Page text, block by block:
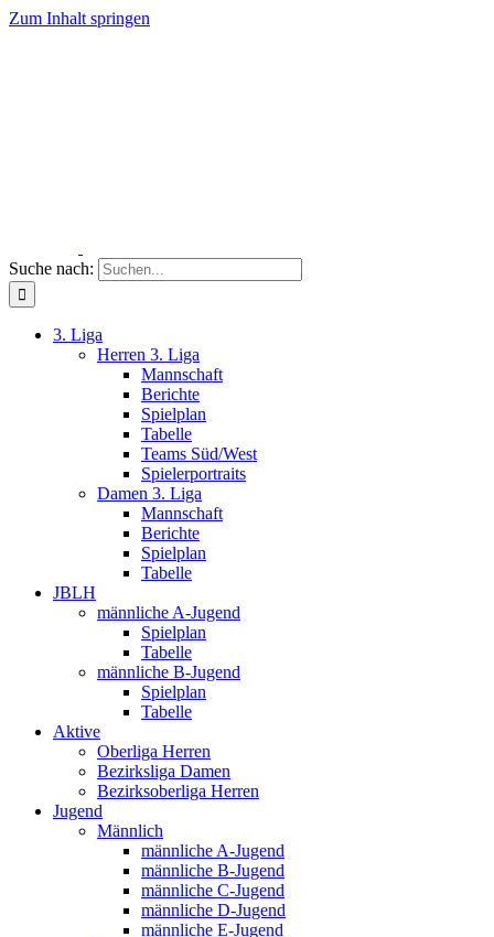
Zum Inhalt springen
Suche nach:
3. Liga
Herren 3. Liga
Mannschaft
Berichte
Spielplan
Tabelle
Teams Süd/West
Spielerportraits
Damen 3. Liga
Mannschaft
Berichte
Spielplan
Tabelle
JBLH
männliche A-Jugend
Spielplan
Tabelle
männliche B-Jugend
Spielplan
Tabelle
Aktive
Oberliga Herren
Bezirksliga Damen
Bezirksoberliga Herren
Jugend
Männlich
männliche A-Jugend
männliche B-Jugend
männliche C-Jugend
männliche D-Jugend
männliche E-Jugend